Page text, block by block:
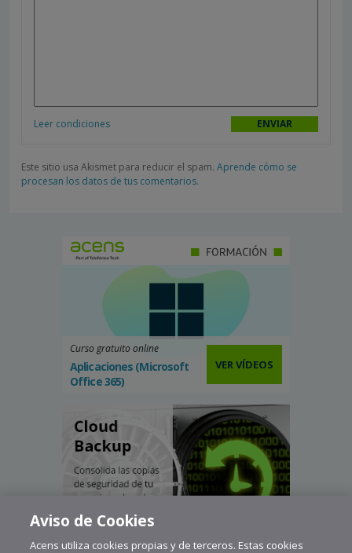
Leer condiciones
Este sitio usa Akismet para reducir el spam. Aprende cómo se
procesan los datos de tus comentarios.
Curso gratuito online
Aplicaciones (Microsoft
Office 365)
VER VÍDEOS
Aviso de Cookies
Acens utiliza cookies propias y de terceros. Estas cookies